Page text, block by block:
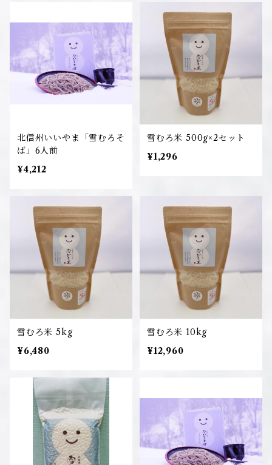
北信州いいやま「雪むろそ
ば」6人前
¥4,212
雪むろ米 500g×2セット
¥1,296
雪むろ米 5kg
¥6,480
雪むろ米 10kg
¥12,960